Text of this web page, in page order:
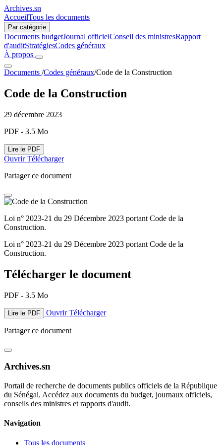
Archives.sn
AccueilTous les documents
Par catégorie
Documents budgetJournal officielConseil des ministresRapport
d'auditStratégiesCodes généraux
À propos
Documents /Codes généraux/Code de la Construction
Code de la Construction
29 décembre 2023
PDF - 3.5 Mo
Lire le PDF
OuvrirTélécharger
Partager ce document
Loi n° 2023-21 du 29 Décembre 2023 portant Code de la
Construction.
Loi n° 2023-21 du 29 Décembre 2023 portant Code de la
Construction.
Télécharger le document
PDF - 3.5 Mo
Lire le PDF OuvrirTélécharger
Partager ce document
Archives.sn
Portail de recherche de documents publics officiels de la République
du Sénégal. Accédez aux documents du budget, journaux officiels,
conseils des ministres et rapports d'audit.
Navigation
Tous les documents